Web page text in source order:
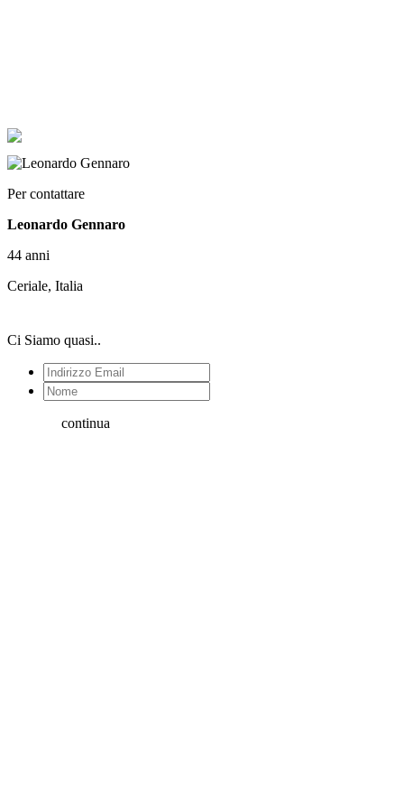
Per contattare
Leonardo Gennaro
44 anni
Ceriale, Italia
Ci Siamo quasi..
continua